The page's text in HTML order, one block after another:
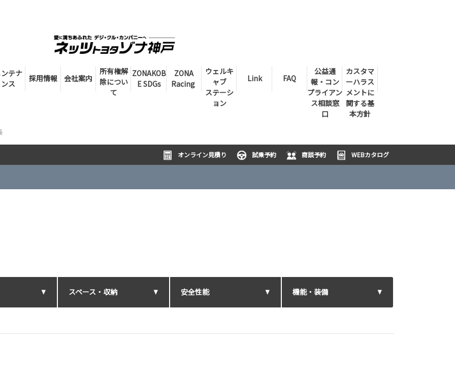
テナ
ンス
採用情報 会社案内
所有権解
除につい
て
ZONAKOB
E SDGs
ZONA
Racing
ウェルキ
ャブ
ステーシ
ョン
Link FAQ
公益通
報・コン
プライアン
ス相談窓
口
カスタマ
ーハラス
メントに
関する基
本方針
オンライン見積り 試乗予約 商談予約 WEBカタログ
スペース・収納 安全性能 機能・装備